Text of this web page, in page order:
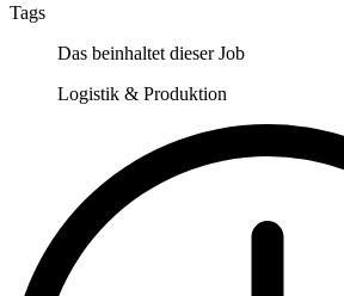
Tags
Das beinhaltet dieser Job
Logistik & Produktion